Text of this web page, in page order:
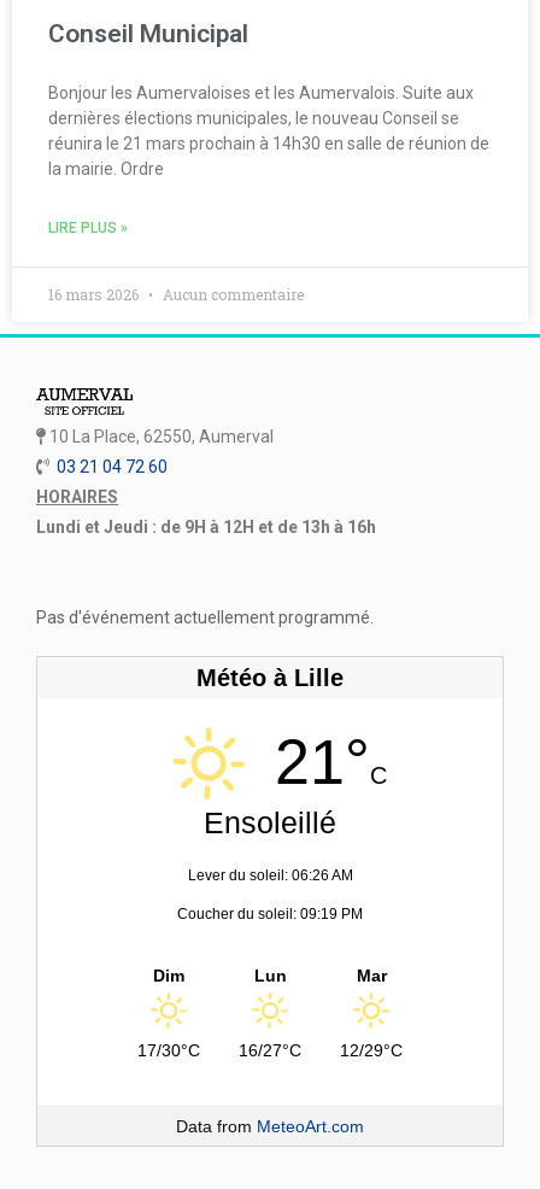
Conseil Municipal
Bonjour les Aumervaloises et les Aumervalois. Suite aux
dernières élections municipales, le nouveau Conseil se
réunira le 21 mars prochain à 14h30 en salle de réunion de
la mairie. Ordre
LIRE PLUS »
16 mars 2026 Aucun commentaire
10 La Place, 62550, Aumerval
03 21 04 72 60
HORAIRES
Lundi et Jeudi : de 9H à 12H et de 13h à 16h
Pas d'événement actuellement programmé.
Météo à Lille
21°C
Ensoleillé
Lever du soleil: 06:26 AM
Coucher du soleil: 09:19 PM
Dim
17/30°C
Lun
16/27°C
Mar
12/29°C
Data from MeteoArt.com